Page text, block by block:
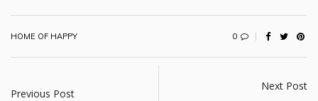
HOME OF HAPPY 0
Previous Post
Next Post